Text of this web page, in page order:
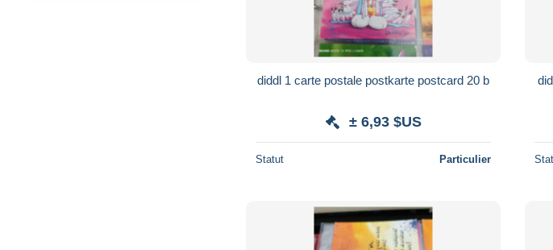
diddl 1 carte postale postkarte postcard 20 b
± 6,93 $US
Statut Particulier